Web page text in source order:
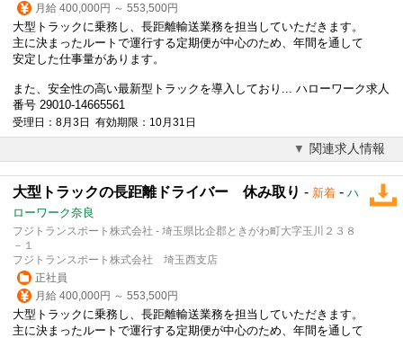
月給 400,000円 ～ 553,500円
大型トラックに乗務し、長距離輸送業務を担当していただきます。
主に決まったルートで運行する定期便が中心のため、年間を通して
安定した仕事量があります。
また、安全性の高い最新型トラックを導入しており... ハローワーク求人
番号 29010-14665561
受理日：8月3日 有効期限：10月31日
関連求人情報
大型トラックの長距離ドライバー 休み取り - 新着 - ハ
ローワーク奈良
フジトランスポート株式会社 - 埼玉県比企郡ときがわ町大字玉川２３８
－１
フジトランスポート株式会社 埼玉西支店
正社員
月給 400,000円 ～ 553,500円
大型トラックに乗務し、長距離輸送業務を担当していただきます。
主に決まったルートで運行する定期便が中心のため、年間を通して